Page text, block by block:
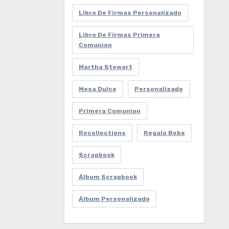
Libro De Firmas Personalizado
Libro De Firmas Primera
Comunion
Martha Stewart
Mesa Dulce Personalizado
Primera Comunion
Recollections Regalo Bebe
Scrapbook
Álbum Scrapbook
Álbum Personalizado